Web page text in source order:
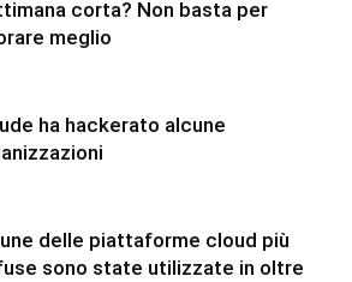
corta? Non basta per
meglio
ha hackerato alcune
delle piattaforme cloud più
sono state utilizzate in oltre